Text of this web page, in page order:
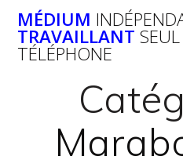
MÉDIUM
TRAVAILLANT SEUL
TÉLÉPHONE